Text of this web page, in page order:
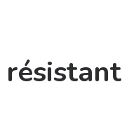
résistant